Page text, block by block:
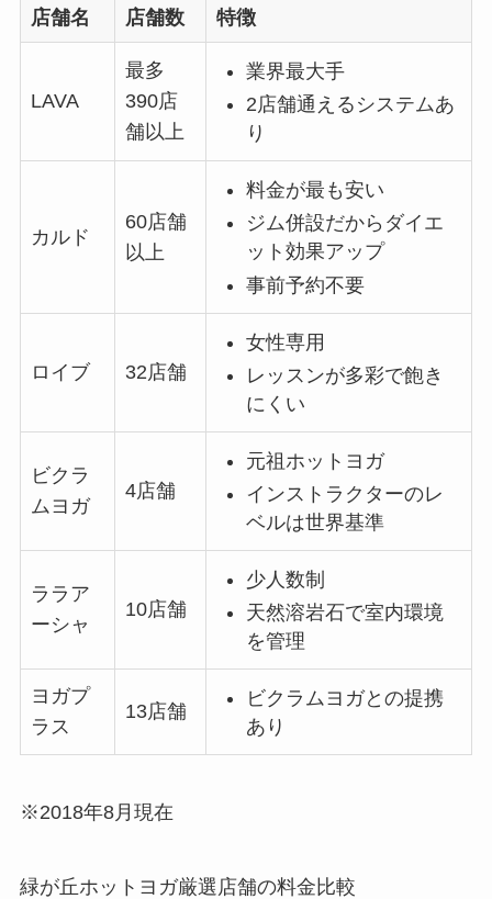
店舗名 店舗数 特徴
LAVA
最多
390店
舗以上
業界最大手
2店舗通えるシステムあ
り
カルド
60店舗
以上
料金が最も安い
ジム併設だからダイエ
ット効果アップ
事前予約不要
ロイブ 32店舗
女性専用
レッスンが多彩で飽き
にくい
ビクラ
ムヨガ
4店舗
元祖ホットヨガ
インストラクターのレ
ベルは世界基準
ララア
ーシャ
10店舗
少人数制
天然溶岩石で室内環境
を管理
ヨガプ
ラス
13店舗
ビクラムヨガとの提携
あり
※2018年8月現在
緑が丘ホットヨガ厳選店舗の料金比較